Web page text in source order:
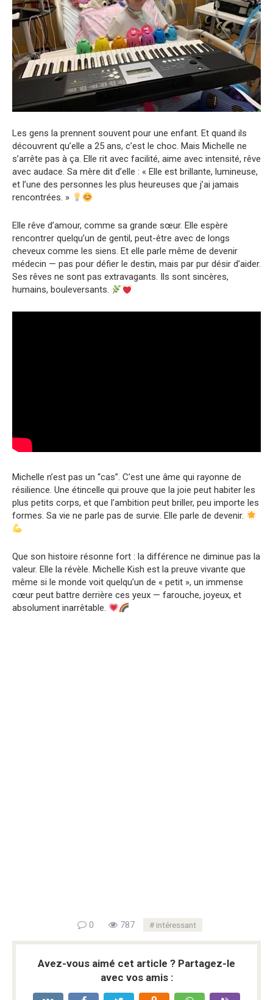
Les gens la prennent souvent pour une enfant. Et quand ils
découvrent qu’elle a 25 ans, c’est le choc. Mais Michelle ne
s’arrête pas à ça. Elle rit avec facilité, aime avec intensité, rêve
avec audace. Sa mère dit d’elle : « Elle est brillante, lumineuse,
et l’une des personnes les plus heureuses que j’ai jamais
rencontrées. »
Elle rêve d’amour, comme sa grande sœur. Elle espère
rencontrer quelqu’un de gentil, peut-être avec de longs
cheveux comme les siens. Et elle parle même de devenir
médecin — pas pour défier le destin, mais par pur désir d’aider.
Ses rêves ne sont pas extravagants. Ils sont sincères,
humains, bouleversants.
Michelle n’est pas un “cas”. C’est une âme qui rayonne de
résilience. Une étincelle qui prouve que la joie peut habiter les
plus petits corps, et que l’ambition peut briller, peu importe les
formes. Sa vie ne parle pas de survie. Elle parle de devenir.
Que son histoire résonne fort : la différence ne diminue pas la
valeur. Elle la révèle. Michelle Kish est la preuve vivante que
même si le monde voit quelqu’un de « petit », un immense
cœur peut battre derrière ces yeux — farouche, joyeux, et
absolument inarrêtable.
0 787 intéressant
Avez-vous aimé cet article ? Partagez-le
avec vos amis :